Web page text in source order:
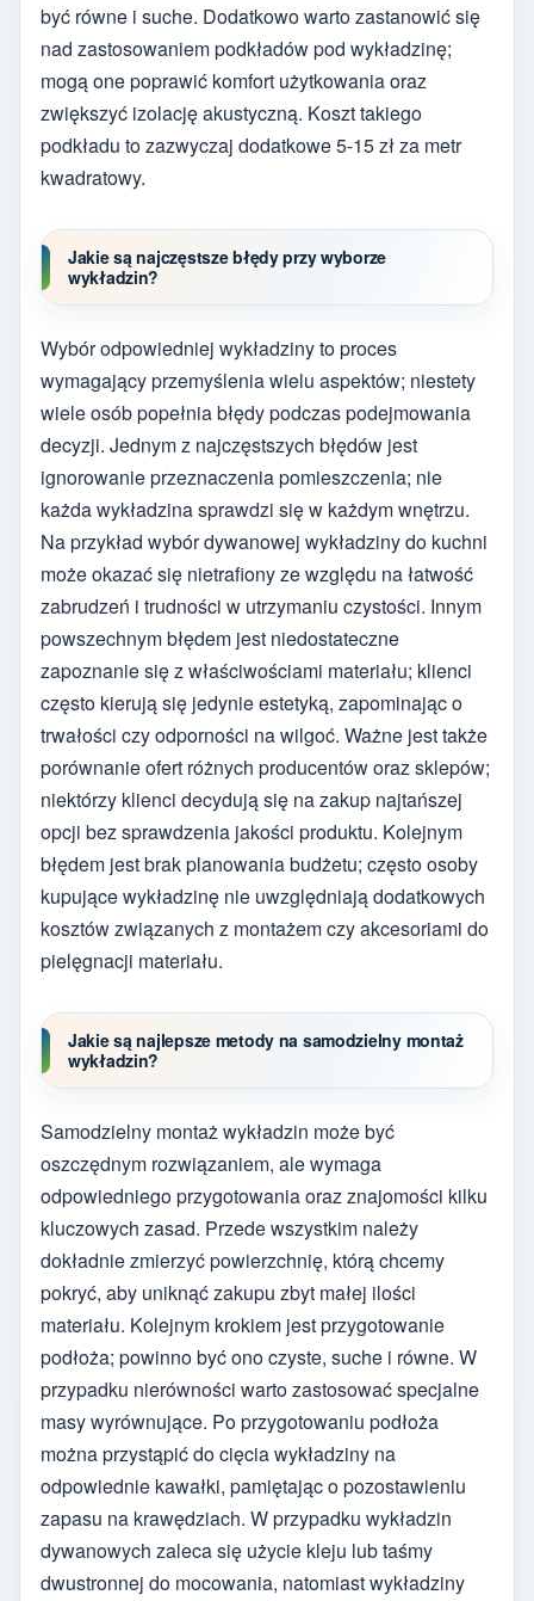
być równe i suche. Dodatkowo warto zastanowić się
nad zastosowaniem podkładów pod wykładzinę;
mogą one poprawić komfort użytkowania oraz
zwiększyć izolację akustyczną. Koszt takiego
podkładu to zazwyczaj dodatkowe 5-15 zł za metr
kwadratowy.
Jakie są najczęstsze błędy przy wyborze
wykładzin?
Wybór odpowiedniej wykładziny to proces
wymagający przemyślenia wielu aspektów; niestety
wiele osób popełnia błędy podczas podejmowania
decyzji. Jednym z najczęstszych błędów jest
ignorowanie przeznaczenia pomieszczenia; nie
każda wykładzina sprawdzi się w każdym wnętrzu.
Na przykład wybór dywanowej wykładziny do kuchni
może okazać się nietrafiony ze względu na łatwość
zabrudzeń i trudności w utrzymaniu czystości. Innym
powszechnym błędem jest niedostateczne
zapoznanie się z właściwościami materiału; klienci
często kierują się jedynie estetyką, zapominając o
trwałości czy odporności na wilgoć. Ważne jest także
porównanie ofert różnych producentów oraz sklepów;
niektórzy klienci decydują się na zakup najtańszej
opcji bez sprawdzenia jakości produktu. Kolejnym
błędem jest brak planowania budżetu; często osoby
kupujące wykładzinę nie uwzględniają dodatkowych
kosztów związanych z montażem czy akcesoriami do
pielęgnacji materiału.
Jakie są najlepsze metody na samodzielny montaż
wykładzin?
Samodzielny montaż wykładzin może być
oszczędnym rozwiązaniem, ale wymaga
odpowiedniego przygotowania oraz znajomości kilku
kluczowych zasad. Przede wszystkim należy
dokładnie zmierzyć powierzchnię, którą chcemy
pokryć, aby uniknąć zakupu zbyt małej ilości
materiału. Kolejnym krokiem jest przygotowanie
podłoża; powinno być ono czyste, suche i równe. W
przypadku nierówności warto zastosować specjalne
masy wyrównujące. Po przygotowaniu podłoża
można przystąpić do cięcia wykładziny na
odpowiednie kawałki, pamiętając o pozostawieniu
zapasu na krawędziach. W przypadku wykładzin
dywanowych zaleca się użycie kleju lub taśmy
dwustronnej do mocowania, natomiast wykładziny